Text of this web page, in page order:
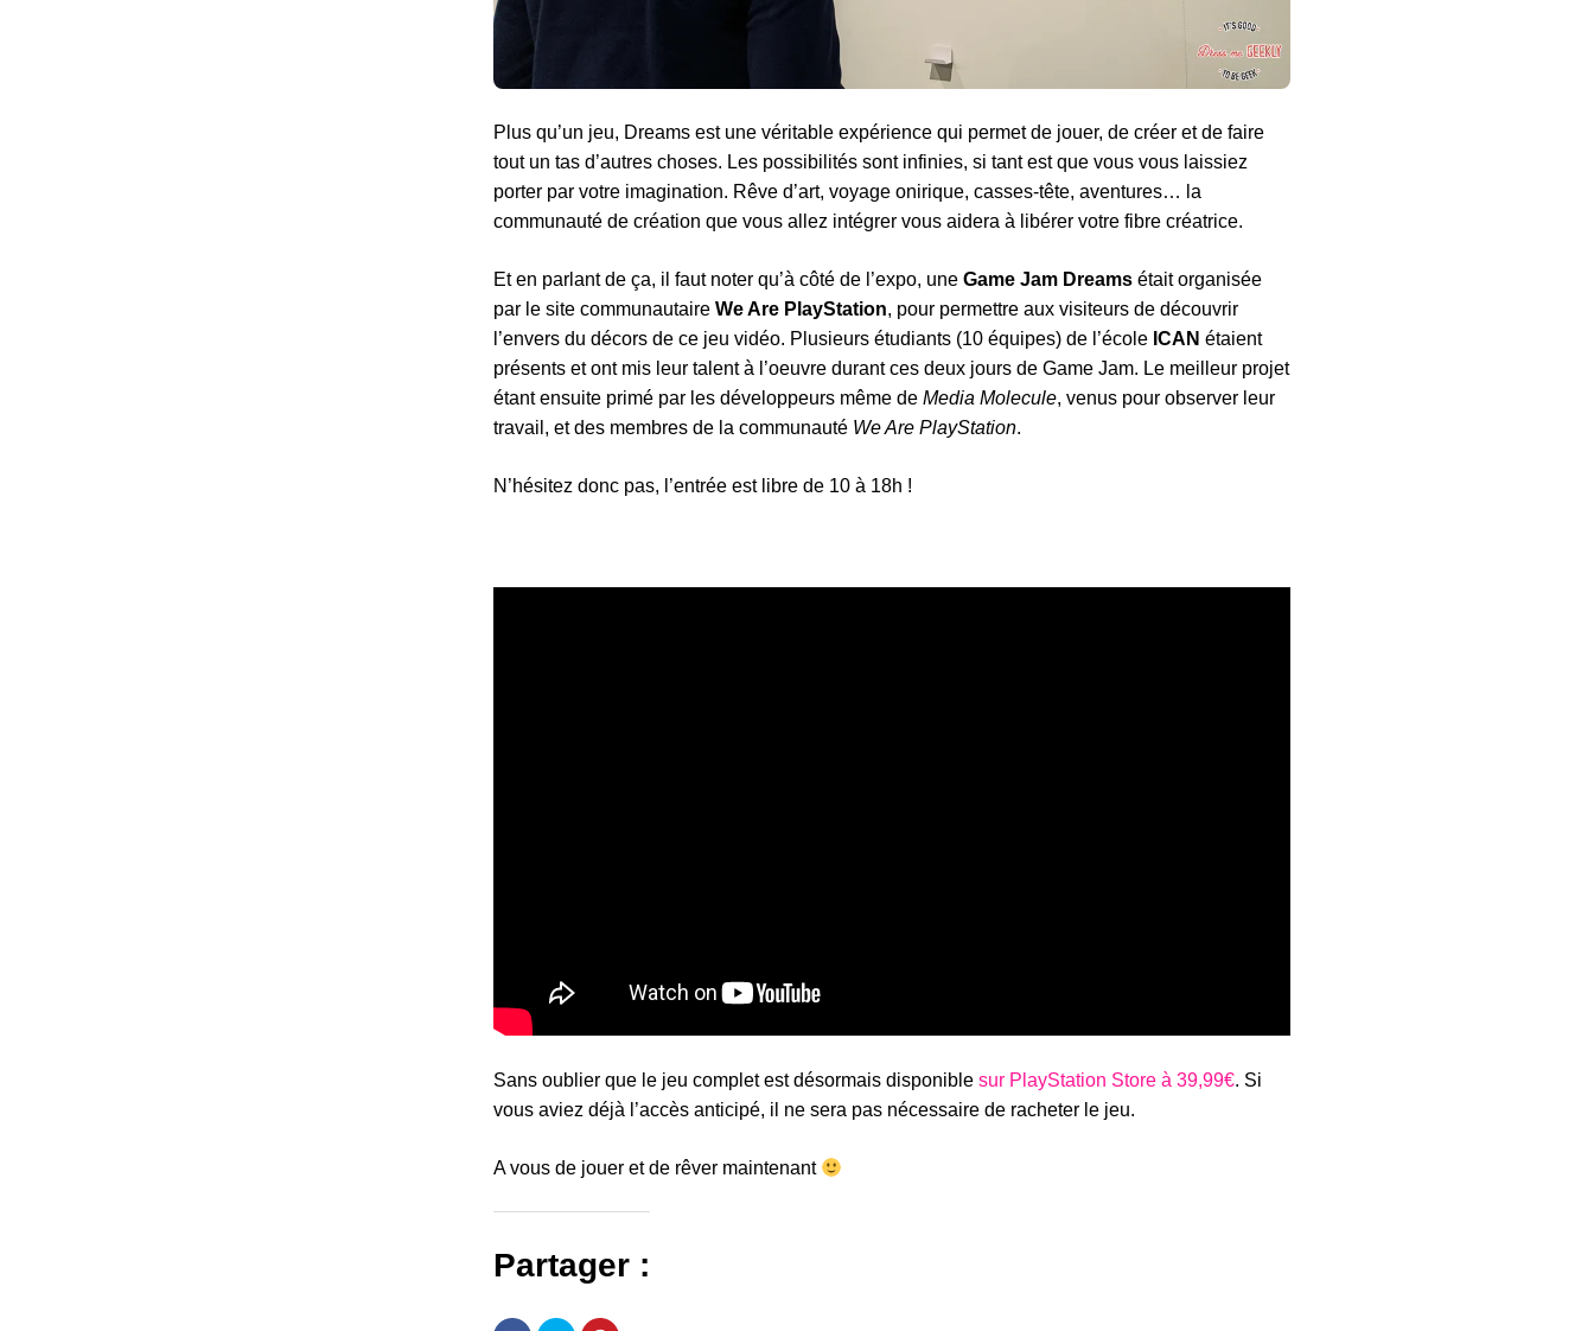
Plus qu’un jeu, Dreams est une véritable expérience qui permet de jouer, de créer et de faire
tout un tas d’autres choses. Les possibilités sont infinies, si tant est que vous vous laissiez
porter par votre imagination. Rêve d’art, voyage onirique, casses-tête, aventures… la
communauté de création que vous allez intégrer vous aidera à libérer votre fibre créatrice.
Et en parlant de ça, il faut noter qu’à côté de l’expo, une Game Jam Dreams était organisée
par le site communautaire We Are PlayStation, pour permettre aux visiteurs de découvrir
l’envers du décors de ce jeu vidéo. Plusieurs étudiants (10 équipes) de l’école ICAN étaient
présents et ont mis leur talent à l’oeuvre durant ces deux jours de Game Jam. Le meilleur projet
étant ensuite primé par les développeurs même de Media Molecule, venus pour observer leur
travail, et des membres de la communauté We Are PlayStation.
N’hésitez donc pas, l’entrée est libre de 10 à 18h !
Sans oublier que le jeu complet est désormais disponible sur PlayStation Store à 39,99€. Si
vous aviez déjà l’accès anticipé, il ne sera pas nécessaire de racheter le jeu.
A vous de jouer et de rêver maintenant
Partager :